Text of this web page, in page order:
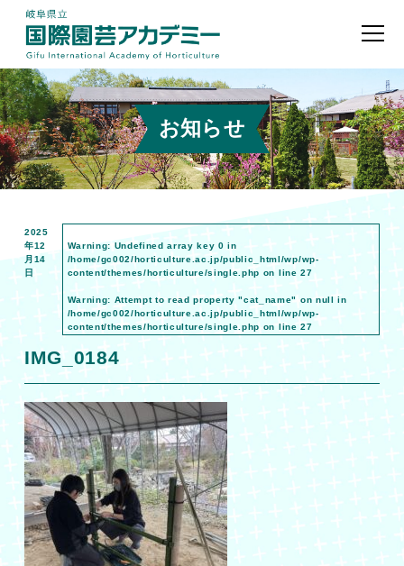
お知らせ
2025
年12
月14
日
Warning: Undefined array key 0 in
/home/gc002/horticulture.ac.jp/public_html/wp/wp-
content/themes/horticulture/single.php on line27
Warning: Attempt to read property "cat_name" on null in
/home/gc002/horticulture.ac.jp/public_html/wp/wp-
content/themes/horticulture/single.php on line27
IMG_0184